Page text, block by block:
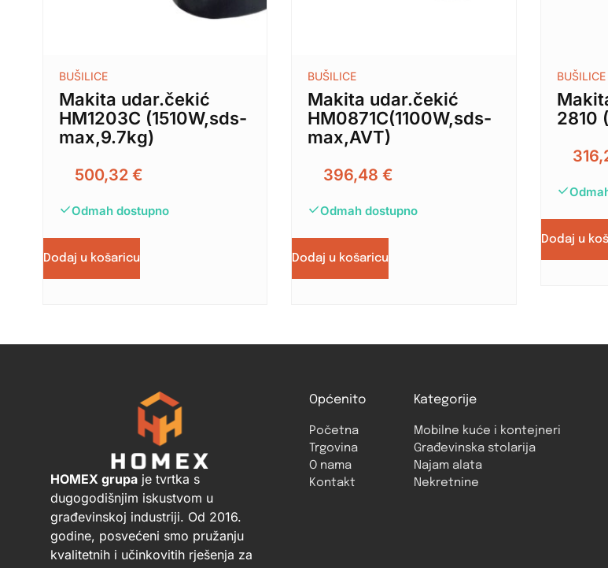
BUŠILICE
Makita udar.čekić
HM1203C (1510W,sds-
max,9.7kg)
500,32 €
Odmah dostupno
Dodaj u košaricu
BUŠILICE
Makita udar.čekić
HM0871C(1100W,sds-
max,AVT)
396,48€
Odmah dostupno
Dodaj u košaricu
BUŠILICE
2810
Dodaj u
HOMEX grupaje tvrtka s
dugogodišnjim iskustvom u
građevinskoj industriji. Od 2016.
godine, posvećeni smo pružanju
kvalitetnih i učinkovitih rješenja za
Općenito
Početna
Trgovina
O nama
Kontakt
Kategorije
Mobilne kuće i kontejneri
Građevinska stolarija
Najam alata
Nekretnine